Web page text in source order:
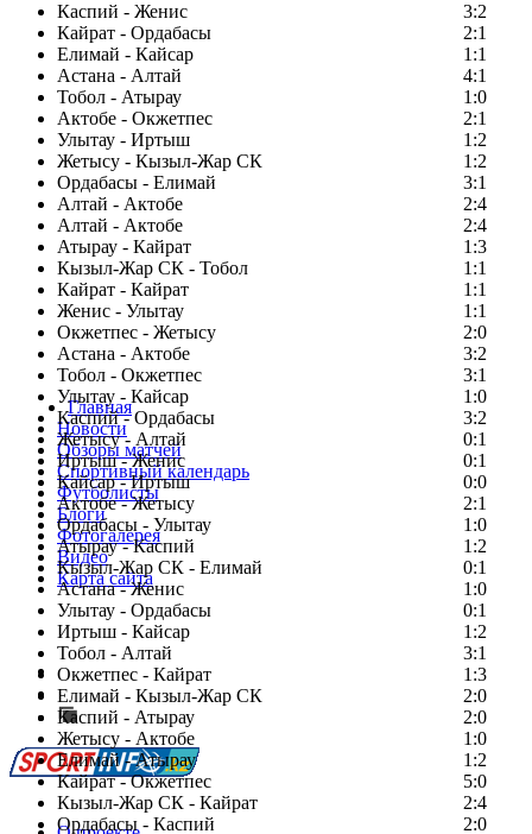
Каспий - Женис
3:2
Кайрат - Ордабасы
2:1
Елимай - Кайсар
1:1
Астана - Алтай
4:1
Тобол - Атырау
1:0
Актобе - Окжетпес
2:1
Улытау - Иртыш
1:2
Жетысу - Кызыл-Жар СК
1:2
Ордабасы - Елимай
3:1
Алтай - Актобе
2:4
Алтай - Актобе
2:4
Атырау - Кайрат
1:3
Кызыл-Жар СК - Тобол
1:1
Кайрат - Кайрат
1:1
Женис - Улытау
1:1
Окжетпес - Жетысу
2:0
Астана - Актобе
3:2
Тобол - Окжетпес
3:1
Улытау - Кайсар
1:0
Каспий - Ордабасы
3:2
Жетысу - Алтай
0:1
Иртыш - Женис
0:1
Кайсар - Иртыш
0:0
Актобе - Жетысу
2:1
Ордабасы - Улытау
1:0
Атырау - Каспий
1:2
Кызыл-Жар СК - Елимай
0:1
Астана - Женис
1:0
Улытау - Ордабасы
0:1
Иртыш - Кайсар
1:2
Тобол - Алтай
3:1
Окжетпес - Кайрат
1:3
Елимай - Кызыл-Жар СК
2:0
Каспий - Атырау
2:0
Жетысу - Актобе
1:0
Елимай - Атырау
1:2
Кайрат - Окжетпес
5:0
Кызыл-Жар СК - Кайрат
2:4
Ордабасы - Каспий
2:0
Главная
Новости
Обзоры матчей
Спортивный календарь
Футболисты
Блоги
Фотогалерея
Видео
Карта сайта
Есть идея?
Сообщить о мероприятии
Перейти на старый сайт